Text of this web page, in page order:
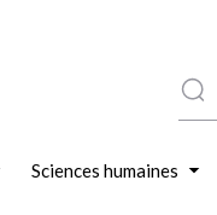
Sciences humaines